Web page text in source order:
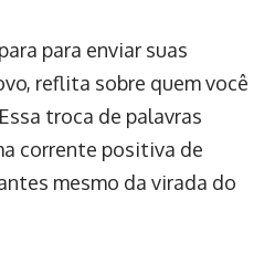
para enviar suas
reflita sobre quem você
troca de palavras
corrente positiva de
mesmo da virada do